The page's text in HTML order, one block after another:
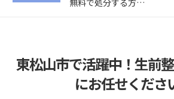
説！電動キックボー…
2026/08/04
VRゴーグル処分｜正し
無料で処分する方…
2026/08/08
東松山市で活躍中！生前
にお任せくださ